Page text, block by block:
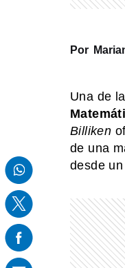
Por
Una de
Billiken
de una
desde